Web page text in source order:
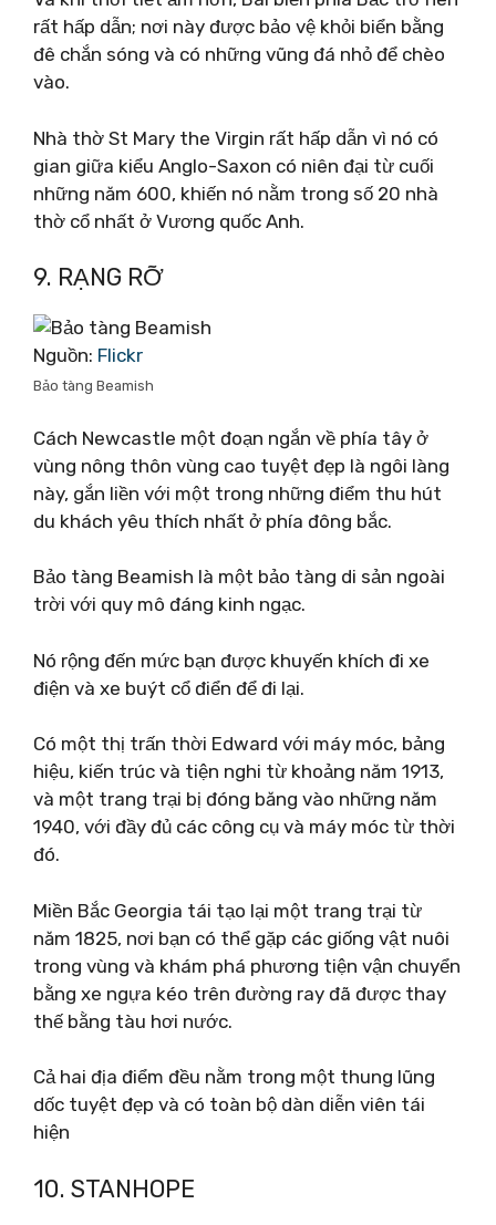
rất hấp dẫn; nơi này được bảo vệ khỏi biển bằng
đê chắn sóng và có những vũng đá nhỏ để chèo
vào.
Nhà thờ St Mary the Virgin rất hấp dẫn vì nó có
gian giữa kiểu Anglo-Saxon có niên đại từ cuối
những năm 600, khiến nó nằm trong số 20 nhà
thờ cổ nhất ở Vương quốc Anh.
9. RẠNG RỠ
Nguồn: Flickr
Bảo tàng Beamish
Cách Newcastle một đoạn ngắn về phía tây ở
vùng nông thôn vùng cao tuyệt đẹp là ngôi làng
này, gắn liền với một trong những điểm thu hút
du khách yêu thích nhất ở phía đông bắc.
Bảo tàng Beamish là một bảo tàng di sản ngoài
trời với quy mô đáng kinh ngạc.
Nó rộng đến mức bạn được khuyến khích đi xe
điện và xe buýt cổ điển để đi lại.
Có một thị trấn thời Edward với máy móc, bảng
hiệu, kiến ​​trúc và tiện nghi từ khoảng năm 1913,
và một trang trại bị đóng băng vào những năm
1940, với đầy đủ các công cụ và máy móc từ thời
đó.
Miền Bắc Georgia tái tạo lại một trang trại từ
năm 1825, nơi bạn có thể gặp các giống vật nuôi
trong vùng và khám phá phương tiện vận chuyển
bằng xe ngựa kéo trên đường ray đã được thay
thế bằng tàu hơi nước.
Cả hai địa điểm đều nằm trong một thung lũng
dốc tuyệt đẹp và có toàn bộ dàn diễn viên tái
hiện
10. STANHOPE